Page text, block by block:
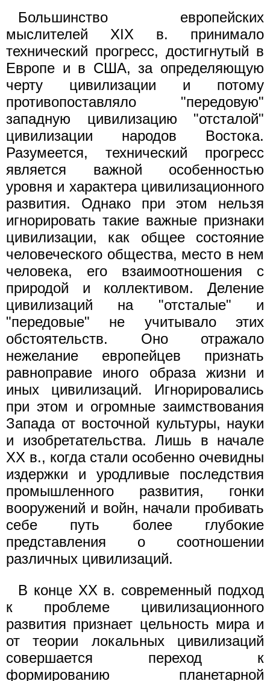
Большинство европейских
мыслителей XIX в. принимало
технический прогресс, достигнутый в
Европе и в США, за определяющую
черту цивилизации и потому
противопоставляло "передовую"
западную цивилизацию "отсталой"
цивилизации народов Востока.
Разумеется, технический прогресс
является важной особенностью
уровня и характера цивилизационного
развития. Однако при этом нельзя
игнорировать такие важные признаки
цивилизации, как общее состояние
человеческого общества, место в нем
человека, его взаимоотношения с
природой и коллективом. Деление
цивилизаций на "отсталые" и
"передовые" не учитывало этих
обстоятельств. Оно отражало
нежелание европейцев признать
равноправие иного образа жизни и
иных цивилизаций. Игнорировались
при этом и огромные заимствования
Запада от восточной культуры, науки
и изобретательства. Лишь в начале
XX в., когда стали особенно очевидны
издержки и уродливые последствия
промышленного развития, гонки
вооружений и войн, начали пробивать
себе путь более глубокие
представления о соотношении
различных цивилизаций.
В конце XX в. современный подход
к проблеме цивилизационного
развития признает цельность мира и
от теории локальных цивилизаций
совершается переход к
формированию планетарной